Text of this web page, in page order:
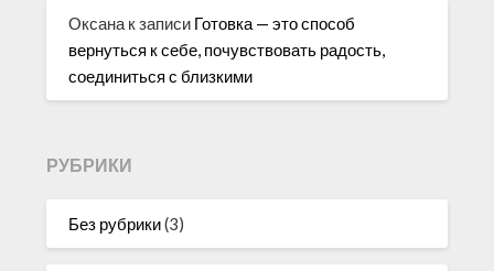
Оксана к записи Готовка — это способ
вернуться к себе, почувствовать радость,
соединиться с близкими
РУБРИКИ
Без рубрики(3)